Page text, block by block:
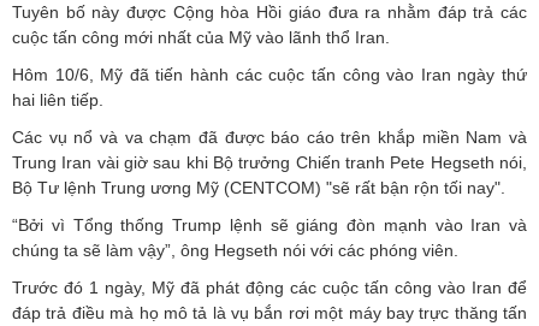
Tuyên bố này được Cộng hòa Hồi giáo đưa ra nhằm đáp trả các
cuộc tấn công mới nhất của Mỹ vào lãnh thổ Iran.
Hôm 10/6, Mỹ đã tiến hành các cuộc tấn công vào Iran ngày thứ
hai liên tiếp.
Các vụ nổ và va chạm đã được báo cáo trên khắp miền Nam và
Trung Iran vài giờ sau khi Bộ trưởng Chiến tranh Pete Hegseth nói,
Bộ Tư lệnh Trung ương Mỹ (CENTCOM) "sẽ rất bận rộn tối nay".
“Bởi vì Tổng thống Trump lệnh sẽ giáng đòn mạnh vào Iran và
chúng ta sẽ làm vậy”, ông Hegseth nói với các phóng viên.
Trước đó 1 ngày, Mỹ đã phát động các cuộc tấn công vào Iran để
đáp trả điều mà họ mô tả là vụ bắn rơi một máy bay trực thăng tấn